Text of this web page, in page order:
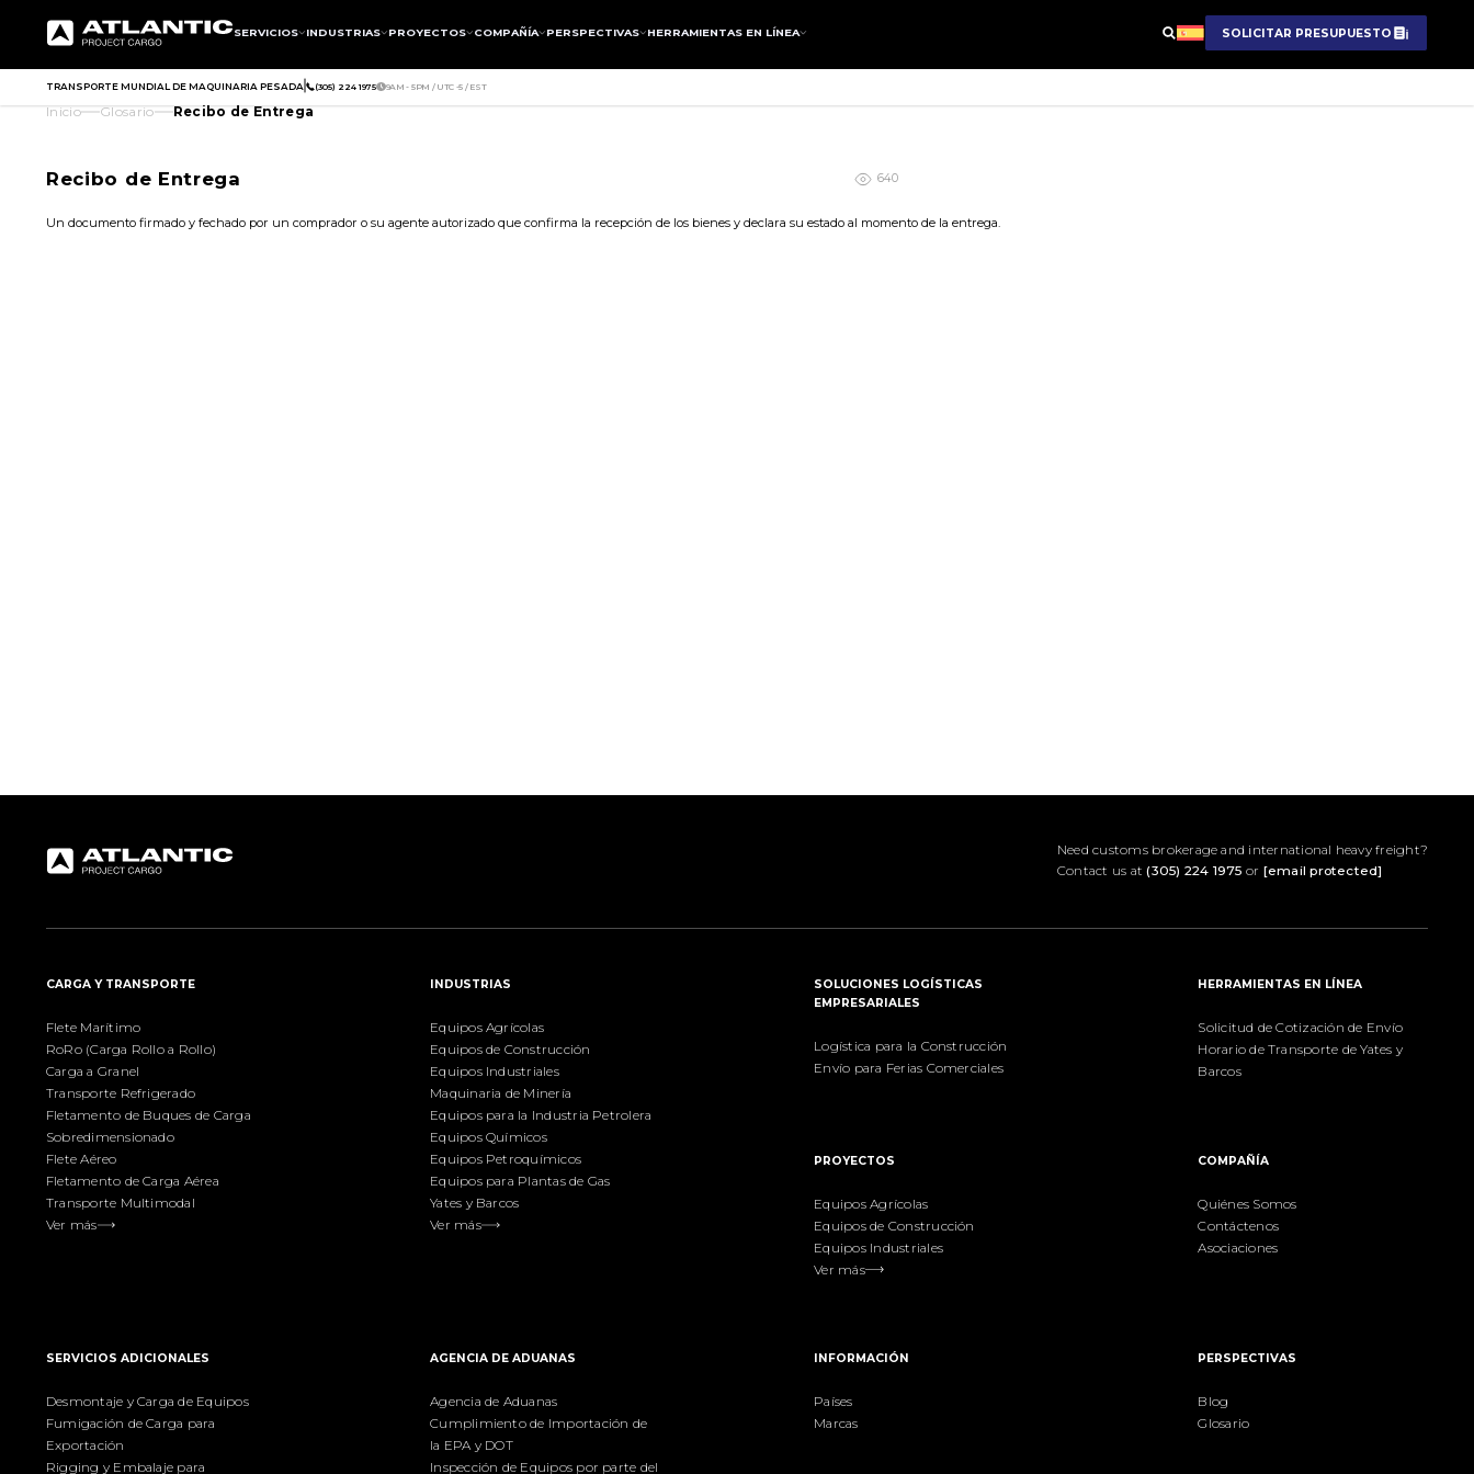
SERVICIOS INDUSTRIAS PROYECTOS COMPAÑÍA PERSPECTIVAS HERRAMIENTAS EN LÍNEA SOLICITAR PRESUPUESTO
TRANSPORTE MUNDIAL DE MAQUINARIA PESADA (305) 224 1975 9AM - 5PM / UTC -5 / EST
Inicio Glosario Recibo de Entrega
Recibo de Entrega 640
Un documento firmado y fechado por un comprador o su agente autorizado que confirma la recepción de los bienes y declara su estado al momento de la entrega.
Need customs brokerage and international heavy freight?
Contact us at(305) 224 1975 or [email protected]
CARGA Y TRANSPORTE
Flete Marítimo
RoRo (Carga Rollo a Rollo)
Carga a Granel
Transporte Refrigerado
Fletamento de Buques de Carga
Sobredimensionado
Flete Aéreo
Fletamento de Carga Aérea
Transporte Multimodal
Ver más
AGENCIA DE ADUANAS
Agencia de Aduanas
Cumplimiento de Importación de
la EPA y DOT
Inspección de Equipos por parte del
SERVICIOS ADICIONALES
Desmontaje y Carga de Equipos
Fumigación de Carga para
Exportación
Rigging y Embalaje para
INDUSTRIAS
Equipos Agrícolas
Equipos de Construcción
Equipos Industriales
Maquinaria de Minería
Equipos para la Industria Petrolera
Equipos Químicos
Equipos Petroquímicos
Equipos para Plantas de Gas
Yates y Barcos
Ver más
SOLUCIONES LOGÍSTICAS
EMPRESARIALES
Logística para la Construcción
Envío para Ferias Comerciales
INFORMACIÓN
Países
Marcas
PROYECTOS
Equipos Agrícolas
Equipos de Construcción
Equipos Industriales
Ver más
COMPAÑÍA
Quiénes Somos
Contáctenos
Asociaciones
PERSPECTIVAS
Blog
Glosario
HERRAMIENTAS EN LÍNEA
Solicitud de Cotización de Envío
Horario de Transporte de Yates y
Barcos